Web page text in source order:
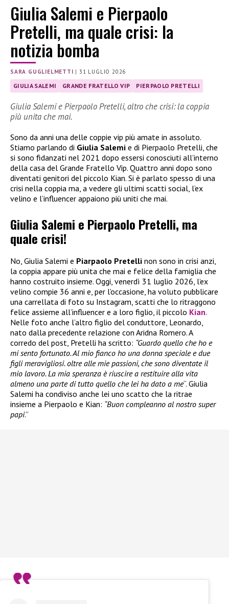
Giulia Salemi e Pierpaolo
Pretelli, ma quale crisi: la
notizia bomba
SARA GUGLIELMETTI |31 LUGLIO 2026
GIULIA SALEMI GRANDE FRATELLO VIP PIERPAOLO PRETELLI
Giulia Salemi e Pierpaolo Pretelli, altro che crisi: la coppia
più unita che mai.
Sono da anni una delle coppie vip più amate in assoluto.
Stiamo parlando di Giulia Salemi e di Pierpaolo Pretelli, che
si sono fidanzati nel 2021 dopo essersi conosciuti all’interno
della casa del Grande Fratello Vip. Quattro anni dopo sono
diventati genitori del piccolo Kian. Si è parlato spesso di una
crisi nella coppia ma, a vedere gli ultimi scatti social, l’ex
velino e l’influencer appaiono più uniti che mai.
Giulia Salemi e Pierpaolo Pretelli, ma
quale crisi!
No, Giulia Salemi e Piarpaolo Pretelli non sono in crisi anzi,
la coppia appare più unita che mai e felice della famiglia che
hanno costruito insieme. Oggi, venerdì 31 luglio 2026, l’ex
velino compie 36 anni e, per l’occasione, ha voluto pubblicare
una carrellata di foto su Instagram, scatti che lo ritraggono
felice assieme all’influencer e a loro figlio, il piccolo Kian.
Nelle foto anche l’altro figlio del conduttore, Leonardo,
nato dalla precedente relazione con Aridna Romero. A
corredo del post, Pretelli ha scritto: “Guardo quello che ho e
mi sento fortunato. Al mio fianco ho una donna speciale e due
figli meravigliosi. oltre alle mie passioni, che sono diventate il
mio lavoro. La mia speranza è riuscire a restituire alla vita
almeno una parte di tutto quello che lei ha dato a me“. Giulia
Salemi ha condiviso anche lei uno scatto che la ritrae
insieme a Pierpaolo e Kian: “Buon compleanno al nostro super
papi.”